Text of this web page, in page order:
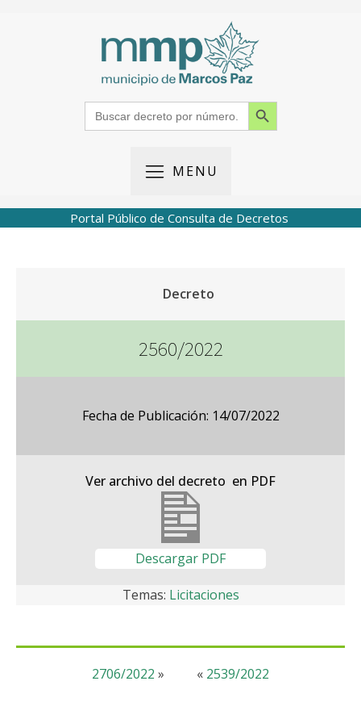
Search
for:
Search Button
MENU
Portal Público de Consulta de Decretos
Decreto
2560/2022
Fecha de Publicación: 14/07/2022
Ver archivo del decreto en PDF
Descargar PDF
Temas: Licitaciones
« 2539/2022
2706/2022 »